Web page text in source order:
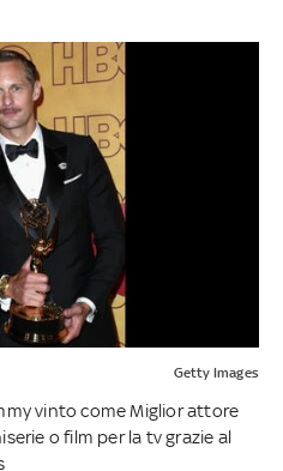
Getty Images
vinto come Miglior attore
o film per la tv grazie al